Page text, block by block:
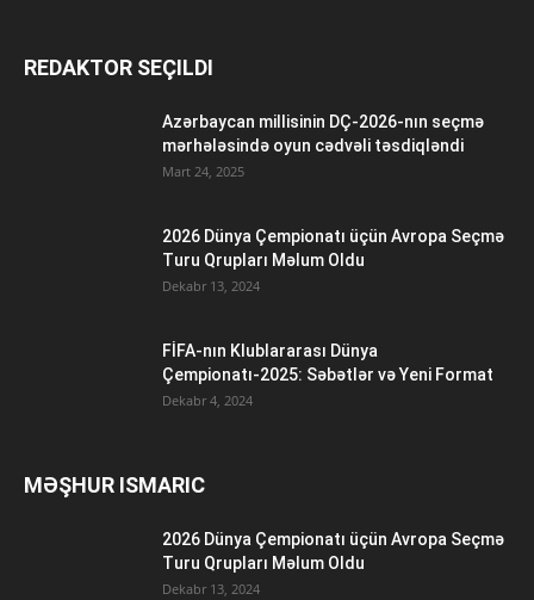
REDAKTOR SEÇILDI
Azərbaycan millisinin DÇ-2026-nın seçmə
mərhələsində oyun cədvəli təsdiqləndi
Mart 24, 2025
2026 Dünya Çempionatı üçün Avropa Seçmə
Turu Qrupları Məlum Oldu
Dekabr 13, 2024
FİFA-nın Klublararası Dünya
Çempionatı-2025: Səbətlər və Yeni Format
Dekabr 4, 2024
MƏŞHUR ISMARIC
2026 Dünya Çempionatı üçün Avropa Seçmə
Turu Qrupları Məlum Oldu
Dekabr 13, 2024